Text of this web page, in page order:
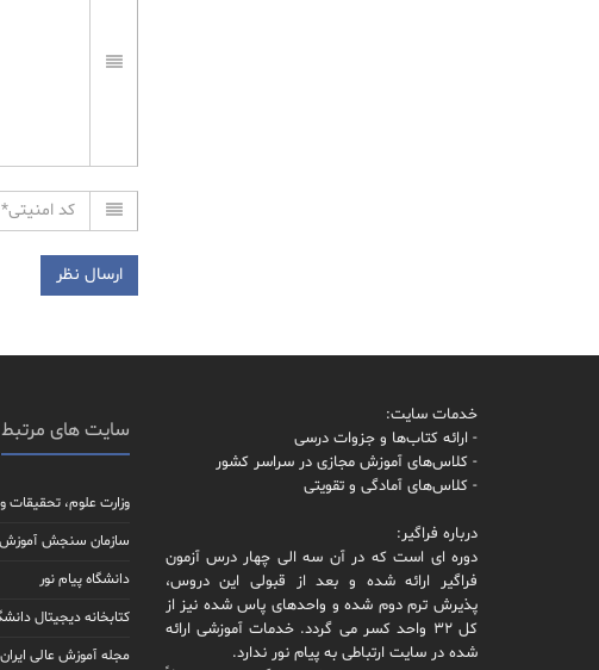
خدمات سایت:
- ارائه کتاب‌ها و جزوات درسی
- کلاس‌های آموزش مجازی در سراسر کشور
- کلاس‌های آمادگی و تقویتی
درباره فراگیر:
دوره ای است که در آن سه الی چهار درس آزمون
فراگیر ارائه شده و بعد از قبولی این دروس،
پذیرش ترم دوم شده و واحدهای پاس شده نیز از
کل 32 واحد کسر می گردد. خدمات آموزشی ارائه
شده در سایت ارتباطی به پیام نور ندارد.
سایت های مرتبط
وزارت علوم، تحقیقات
سازمان سنجش آموزش
دانشگاه پیام نور
کتابخانه دیجیتال
مجله آموزش عالی ایران